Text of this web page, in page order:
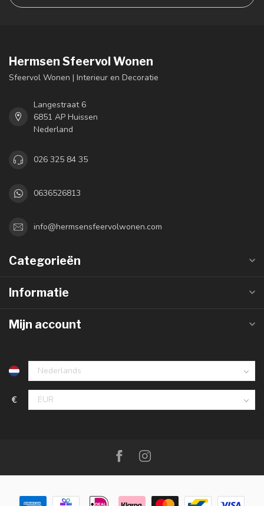
Hermsen Sfeervol Wonen
Sfeervol Wonen | Interieur en Decoratie
Langestraat 6
6851 AP Huissen
Nederland
026 325 84 35
0636526813
info@hermsensfeervolwonen.com
Categorieën
Informatie
Mijn account
€